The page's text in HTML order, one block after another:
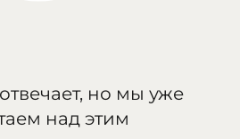
но мы уже
над этим